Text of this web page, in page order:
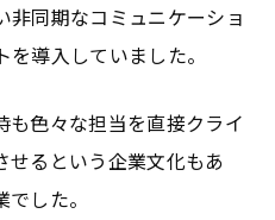
非同期なコミュニケーショ
導入していました。
も色々な担当を直接クライ
せるという企業文化もあ
した。